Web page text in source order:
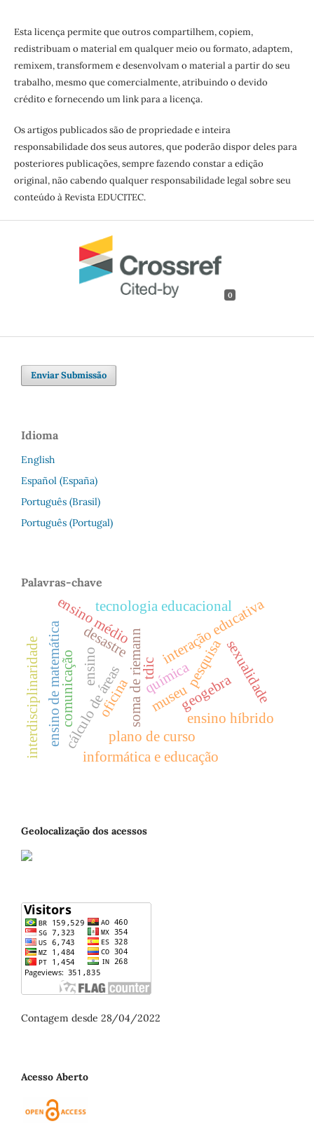
Esta licença permite que outros compartilhem, copiem,
redistribuam o material em qualquer meio ou formato, adaptem,
remixem, transformem e desenvolvam o material a partir do seu
trabalho, mesmo que comercialmente, atribuindo o devido
crédito e fornecendo um link para a licença.
Os artigos publicados são de propriedade e inteira
responsabilidade dos seus autores, que poderão dispor deles para
posteriores publicações, sempre fazendo constar a edição
original, não cabendo qualquer responsabilidade legal sobre seu
conteúdo à Revista EDUCITEC.
0
Enviar Submissão
Idioma
English
Español (España)
Português (Brasil)
Português (Portugal)
Palavras-chave
cálculo de áreas tdic
geogebra
soma de riemann pesquisa
plano de curso
comunicação
interação educativa
ensino
tecnologia educacional
ensino híbrido
ensino de matemática
informática e educação
sexualidade
desastre
oficina química
museu
interdisciplinaridade
ensino médio
Geolocalização dos acessos
Contagem desde 28/04/2022
Acesso Aberto